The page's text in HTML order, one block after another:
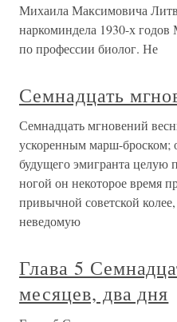
Михаила Максимовича
наркоминдела 1930-х
по профессии биолог. Не
Семнадцать
Семнадцать мгновений
ускоренным марш-броском;
будущего эмигранта целую
ногой он некоторое время
привычной советской
неведомую
Глава 5
месяцев, два дня